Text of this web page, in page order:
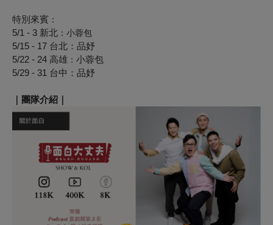
特別來賓 ：
5/1 - 3 新北 ： 小蓉包
5/15 - 17 台北：品妤
5/22 - 24 高雄 ： 小蓉包
5/29 - 31 台中：品妤
｜團隊介紹｜